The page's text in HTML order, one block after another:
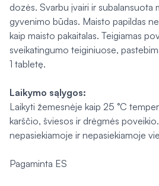
dozės. Svarbu įvairi ir subalansuota
gyvenimo būdas. Maisto papildas
kaip maisto pakaitalas. Teigiamas
sveikatingumo teiginiuose,
1 tabletę.
Laikymo sąlygos:
Laikyti žemesnėje kaip 25 °C
karščio, šviesos ir drėgmės
nepasiekiamoje ir nepasiekiamoje
Pagaminta ES